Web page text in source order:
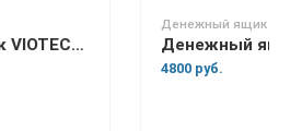
Денежный ящик VIOTECH HVC-10
Денежный ящик
4800 руб.